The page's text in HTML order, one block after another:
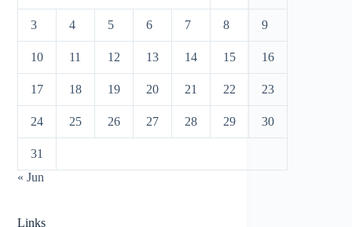
3 4 5 6 7 8 9
10 11 12 13 14 15 16
17 18 19 20 21 22 23
24 25 26 27 28 29 30
31
« Jun
Links